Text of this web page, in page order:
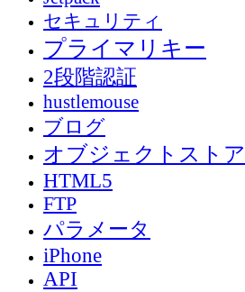
セキュリティ
プライマリキー
2段階認証
hustlemouse
ブログ
オブジェクトストア
HTML5
FTP
パラメータ
iPhone
API